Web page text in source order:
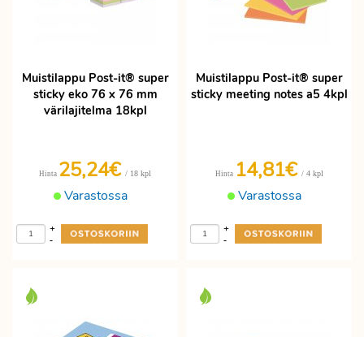
Muistilappu Post-it® super
sticky eko 76 x 76 mm
värilajitelma 18kpl
Varastossa
Hinta 25,24€ / 18 kpl
-
+
Muistilappu Post-it® super
sticky meeting notes a5 4kpl
Varastossa
Hinta 14,81€ / 4 kpl
-
+